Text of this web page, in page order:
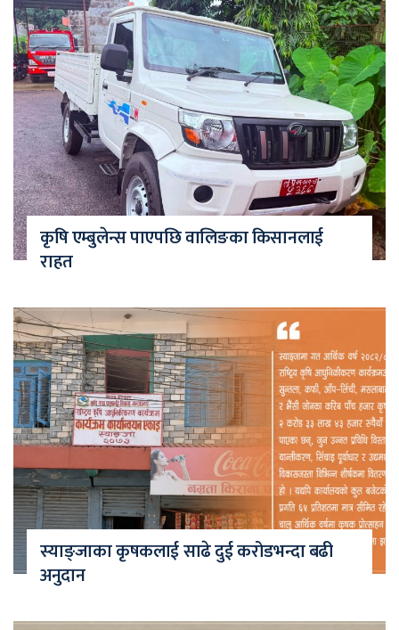
कृषि एम्बुलेन्स पाएपछि वालिङका किसानलाई
राहत
स्याङ्जाका कृषकलाई साढे दुई करोडभन्दा बढी
अनुदान